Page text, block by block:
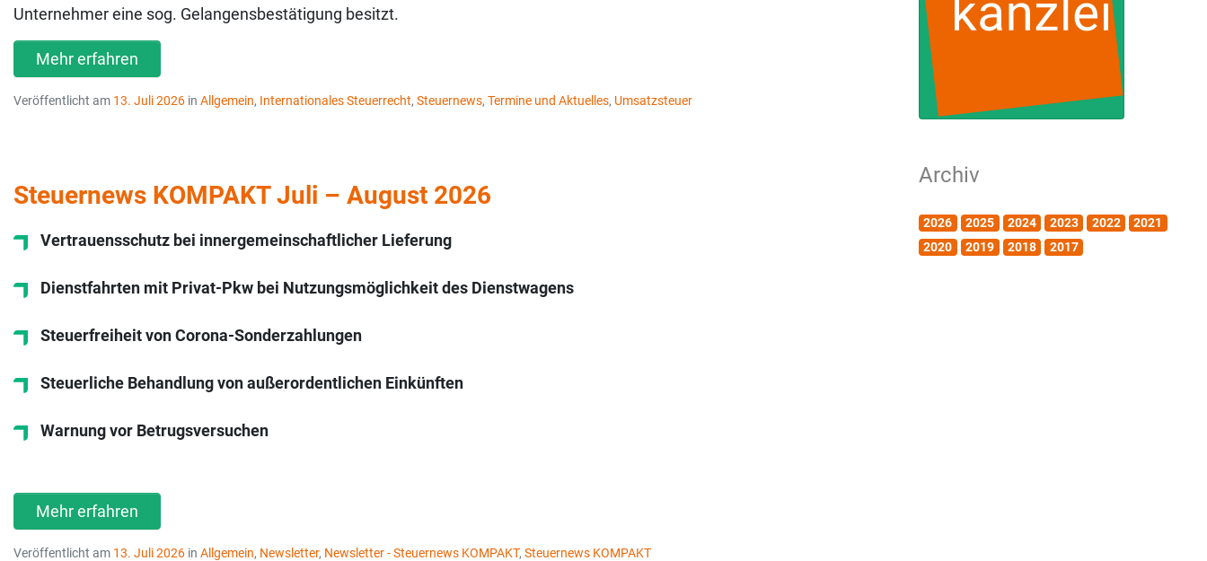
Unternehmer eine sog. Gelangensbestätigung besitzt.
Mehr erfahren
Veröffentlicht am 13. Juli 2026 in Allgemein, Internationales Steuerrecht, Steuernews, Termine und Aktuelles, Umsatzsteuer
Steuernews KOMPAKT Juli – August 2026
Vertrauensschutz bei innergemeinschaftlicher Lieferung
Dienstfahrten mit Privat-Pkw bei Nutzungsmöglichkeit des Dienstwagens
Steuerfreiheit von Corona-Sonderzahlungen
Steuerliche Behandlung von außerordentlichen Einkünften
Warnung vor Betrugsversuchen
Mehr erfahren
Veröffentlicht am 13. Juli 2026 in Allgemein, Newsletter, Newsletter - Steuernews KOMPAKT, Steuernews KOMPAKT
Archiv
2026 2025 2024 2023 2022
2021
2020
2019 2018 2017